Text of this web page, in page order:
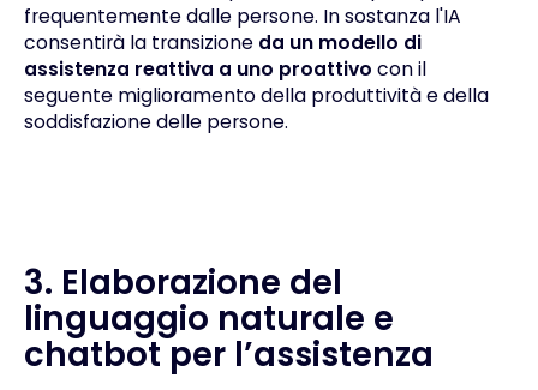
frequentemente dalle persone. In sostanza l'IA
consentirà la transizione da un modello di
assistenza reattiva a uno proattivo con il
seguente miglioramento della produttività e della
soddisfazione delle persone.
3. Elaborazione del
linguaggio naturale e
chatbot per l’assistenza